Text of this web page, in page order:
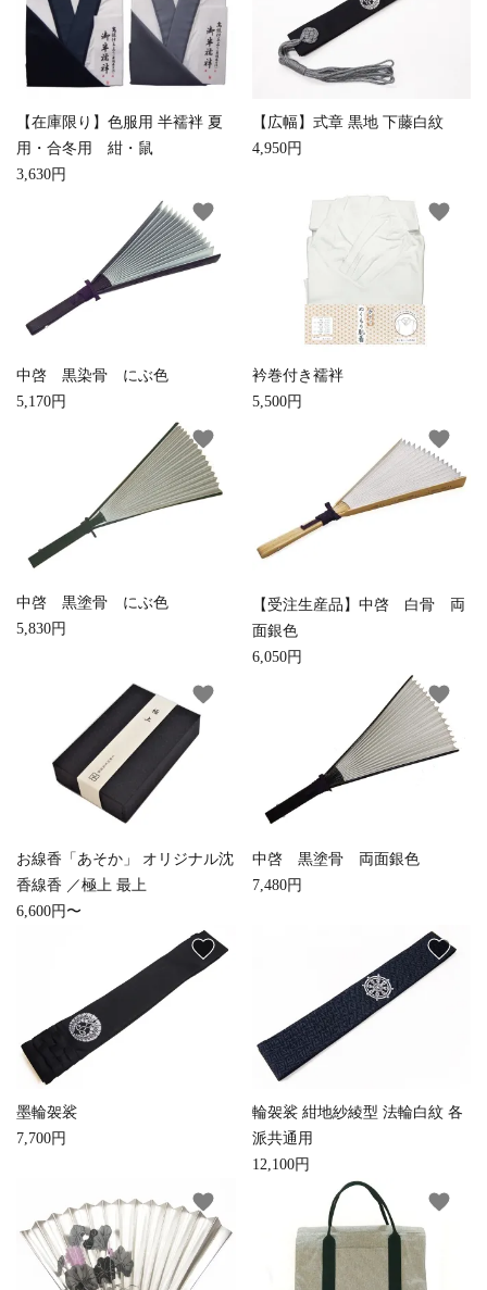
コート・雨具 その他
欄間・障子・襖・翠
簾
本堂金具・上壇彫物
喚鐘・梵鐘・銅像
金物
お手入れ用品
【在庫限り】色服用 半襦袢 夏
用・合冬用 紺・鼠
3,630円
【広幅】式章 黒地 下藤白紋
4,950円
中啓 黒染骨 にぶ色
5,170円
favorite
衿巻付き襦袢
5,500円
favorite
中啓 黒塗骨 にぶ色
5,830円
favorite
【受注生産品】中啓 白骨 両
面銀色
6,050円
favorite
お線香「あそか」 オリジナル沈
香線香 ／極上 最上
6,600円〜
favorite
中啓 黒塗骨 両面銀色
7,480円
favorite
墨輪袈裟
7,700円
favorite
輪袈裟 紺地紗綾型 法輪白紋 各
派共通用
12,100円
favorite
favorite favorite
キーワード
カテゴリー